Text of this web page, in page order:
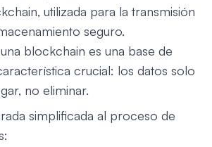
utilizada para la transmisión
seguro.
blockchain es una base de
crucial: los datos solo
no eliminar.
simplificada al proceso de